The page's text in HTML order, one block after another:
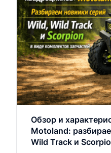
Обзор и
Motoland:
Wild Track и